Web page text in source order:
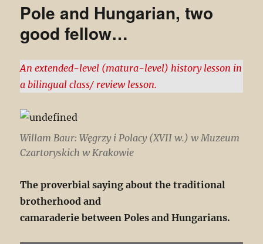
Pole and Hungarian, two
good fellow…
An extended-level (matura-level) history lesson in
a bilingual class/ review lesson.
Willam Baur: Węgrzy i Polacy (XVII w.) w Muzeum
Czartoryskich w Krakowie
The proverbial saying about the traditional
brotherhood and
camaraderie between Poles and Hungarians.